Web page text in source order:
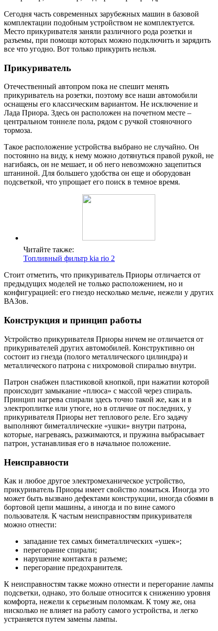
Сегодня часть современных зарубежных машин в базовой
комплектации подобным устройством не комплектуется.
Место прикуривателя заняли различного рода розетки и
разъемы, при помощи которых можно подключить и зарядить
все что угодно. Вот только прикурить нельзя.
Прикуриватель
Отечественный автопром пока не спешит менять
прикуриватель на розетки, поэтому все наши автомобили
оснащены его классическим вариантом. Не исключение и
Лада Приора. Здесь он расположен на почетном месте –
центральном тоннеле пола, рядом с ручкой стояночного
тормоза.
Такое расположение устройства выбрано не случайно. Он
постоянно на виду, к нему можно дотянуться правой рукой, не
нагибаясь, он не мешает, и об него невозможно зацепиться
штаниной. Для большего удобства он еще и оборудован
подсветкой, что упрощает его поиск в темное время.
Читайте также:
Топливный фильтр kia rio 2
Стоит отметить, что прикуриватель Приоры отличается от
предыдущих моделей не только расположением, но и
конфигурацией: его гнездо несколько мельче, нежели у других
ВАЗов.
Конструкция и принцип работы
Устройство прикуривателя Приоры ничем не отличается от
прикуривателей других автомобилей. Конструктивно он
состоит из гнезда (полого металлического цилиндра) и
металлического патрона с нихромовой спиралью внутри.
Патрон снабжен пластиковой кнопкой, при нажатии которой
происходит замыкание «плюса» с массой через спираль.
Принцип нагрева спирали здесь точно такой же, как и в
электроплитке или утюге, но в отличие от последних, у
прикуривателя Приоры нет теплового реле. Его задачу
выполняют биметаллические «ушки» внутри патрона,
которые, нагреваясь, разжимаются, и пружина выбрасывает
патрон, устанавливая его в начальное положение.
Неисправности
Как и любое другое электромеханическое устройство,
прикуриватель Приоры имеет свойство ломаться. Иногда это
может быть вызвано дефектами конструкции, иногда сбоями в
бортовой цепи машины, а иногда и по вине самого
пользователя. К частым неисправностям прикуривателя
можно отнести:
западание тех самых биметаллических «ушек»;
перегорание спирали;
нарушение контакта в разъеме;
перегорание предохранителя.
К неисправностям также можно отнести и перегорание лампы
подсветки, однако, это больше относится к снижению уровня
комфорта, нежели к серьезным поломкам. К тому же, она
нисколько не влияет на работу самого устройства, и легко
устраняется путем замены лампы.